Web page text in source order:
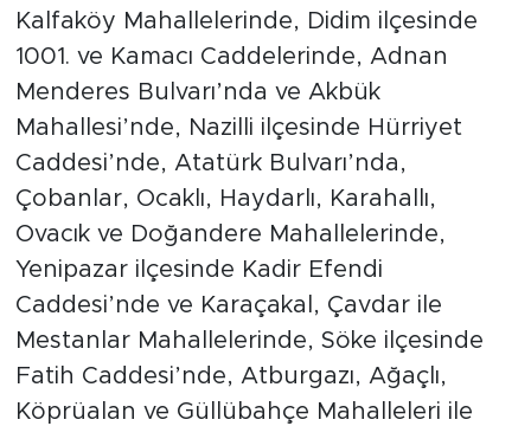
Kalfaköy Mahallelerinde, Didim ilçesinde
1001. ve Kamacı Caddelerinde, Adnan
Menderes Bulvarı’nda ve Akbük
Mahallesi’nde, Nazilli ilçesinde Hürriyet
Caddesi’nde, Atatürk Bulvarı’nda,
Çobanlar, Ocaklı, Haydarlı, Karahallı,
Ovacık ve Doğandere Mahallelerinde,
Yenipazar ilçesinde Kadir Efendi
Caddesi’nde ve Karaçakal, Çavdar ile
Mestanlar Mahallelerinde, Söke ilçesinde
Fatih Caddesi’nde, Atburgazı, Ağaçlı,
Köprüalan ve Güllübahçe Mahalleleri ile